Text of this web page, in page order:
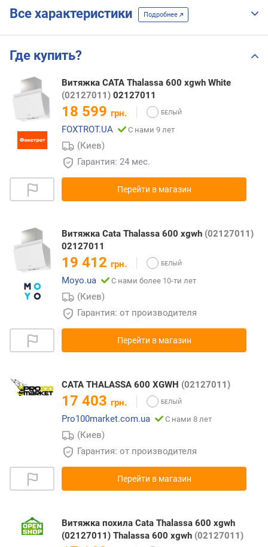
Все характеристики Подробнее
Где купить?
Витяжка CATA Thalassa 600 xgwh White
(02127011) 02127011
18 599 грн.
FOXTROT.UA
С нами 9 лет
(Киев)
Гарантия: 24 мес.
Перейти в магазин
Витяжка Cata Thalassa 600 xgwh (02127011)
02127011
19 412 грн.
Moyo.ua
С нами более 10-ти лет
(Киев)
Гарантия: от производителя
Перейти в магазин
CATA THALASSA 600 XGWH (02127011)
17 403 грн.
Pro100market.com.ua
С нами 8 лет
(Киев)
Гарантия: от производителя
Перейти в магазин
Витяжка похила Cata Thalassa 600 xgwh
(02127011) Thalassa 600 xgwh (02127011)